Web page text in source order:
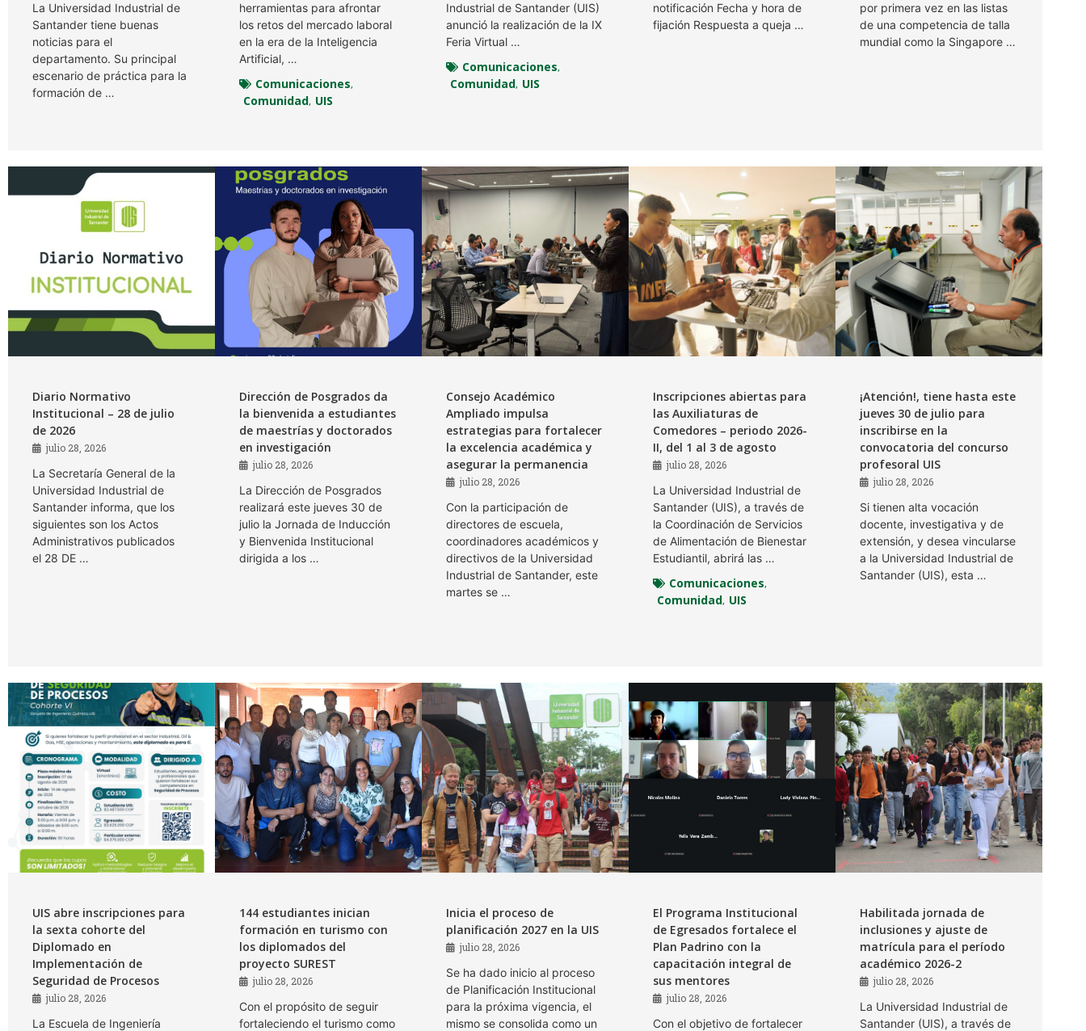
La Universidad Industrial de
Santander tiene buenas
noticias para el
departamento. Su principal
escenario de práctica para la
formación de …
herramientas para afrontar
los retos del mercado laboral
en la era de la Inteligencia
Artificial, …
Comunicaciones,
Comunidad, UIS
Industrial de Santander (UIS)
anunció la realización de la IX
Feria Virtual …
Comunicaciones,
Comunidad, UIS
notificación Fecha y hora de
fijación Respuesta a queja …
por primera vez en las listas
de una competencia de talla
mundial como la Singapore …
Diario Normativo
Institucional – 28 de julio
de 2026
julio 28, 2026
La Secretaría General de la
Universidad Industrial de
Santander informa, que los
siguientes son los Actos
Administrativos publicados
el 28 DE …
Dirección de Posgrados da
la bienvenida a estudiantes
de maestrías y doctorados
en investigación
julio 28, 2026
La Dirección de Posgrados
realizará este jueves 30 de
julio la Jornada de Inducción
y Bienvenida Institucional
dirigida a los …
Consejo Académico
Ampliado impulsa
estrategias para fortalecer
la excelencia académica y
asegurar la permanencia
julio 28, 2026
Con la participación de
directores de escuela,
coordinadores académicos y
directivos de la Universidad
Industrial de Santander, este
martes se …
Inscripciones abiertas para
las Auxiliaturas de
Comedores – periodo 2026-
II, del 1 al 3 de agosto
julio 28, 2026
La Universidad Industrial de
Santander (UIS), a través de
la Coordinación de Servicios
de Alimentación de Bienestar
Estudiantil, abrirá las …
Comunicaciones,
Comunidad, UIS
¡Atención!, tiene hasta este
jueves 30 de julio para
inscribirse en la
convocatoria del concurso
profesoral UIS
julio 28, 2026
Si tienen alta vocación
docente, investigativa y de
extensión, y desea vincularse
a la Universidad Industrial de
Santander (UIS), esta …
UIS abre inscripciones para
la sexta cohorte del
Diplomado en
Implementación de
Seguridad de Procesos
julio 28, 2026
La Escuela de Ingeniería
144 estudiantes inician
formación en turismo con
los diplomados del
proyecto SUREST
julio 28, 2026
Con el propósito de seguir
fortaleciendo el turismo como
Inicia el proceso de
planificación 2027 en la UIS
julio 28, 2026
Se ha dado inicio al proceso
de Planificación Institucional
para la próxima vigencia, el
mismo se consolida como un
El Programa Institucional
de Egresados fortalece el
Plan Padrino con la
capacitación integral de
sus mentores
julio 28, 2026
Con el objetivo de fortalecer
Habilitada jornada de
inclusiones y ajuste de
matrícula para el período
académico 2026-2
julio 28, 2026
La Universidad Industrial de
Santander (UIS), a través de